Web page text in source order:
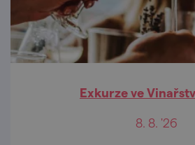
Exkurze ve
8. 8. '26